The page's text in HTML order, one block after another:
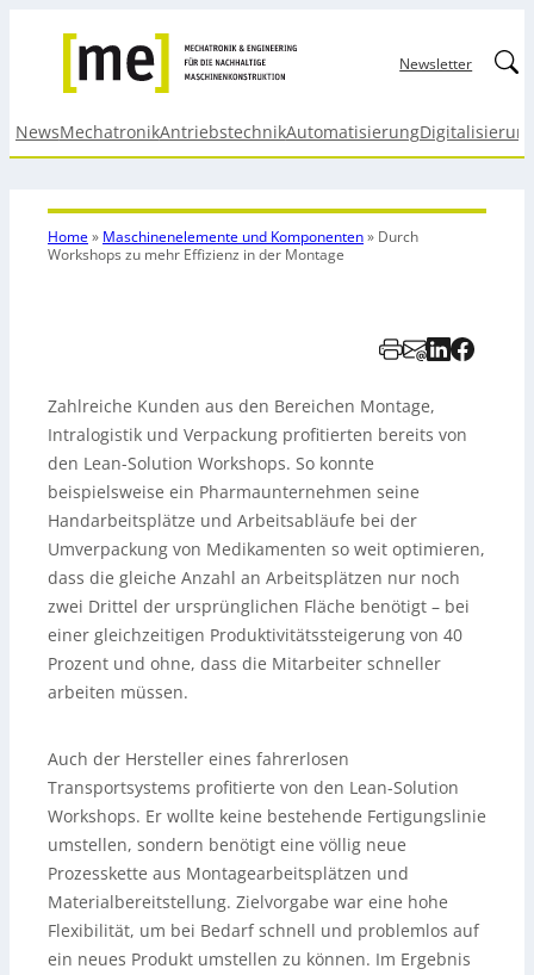
Newsletter
NewsMechatronikAntriebstechnikAutomatisierung
Home» Maschinenelemente und Komponenten» Durch
Workshops zu mehr Effizienz in der Montage
Zahlreiche Kunden aus den Bereichen Montage,
Intralogistik und Verpackung profitierten bereits von
den Lean-Solution Workshops. So konnte
beispielsweise ein Pharmaunternehmen seine
Handarbeitsplätze und Arbeitsabläufe bei der
Umverpackung von Medikamenten so weit optimieren,
dass die gleiche Anzahl an Arbeitsplätzen nur noch
zwei Drittel der ursprünglichen Fläche benötigt – bei
einer gleichzeitigen Produktivitätssteigerung von 40
Prozent und ohne, dass die Mitarbeiter schneller
arbeiten müssen.
Auch der Hersteller eines fahrerlosen
Transportsystems profitierte von den Lean-Solution
Workshops. Er wollte keine bestehende Fertigungslinie
umstellen, sondern benötigt eine völlig neue
Prozesskette aus Montagearbeitsplätzen und
Materialbereitstellung. Zielvorgabe war eine hohe
Flexibilität, um bei Bedarf schnell und problemlos auf
ein neues Produkt umstellen zu können. Im Ergebnis